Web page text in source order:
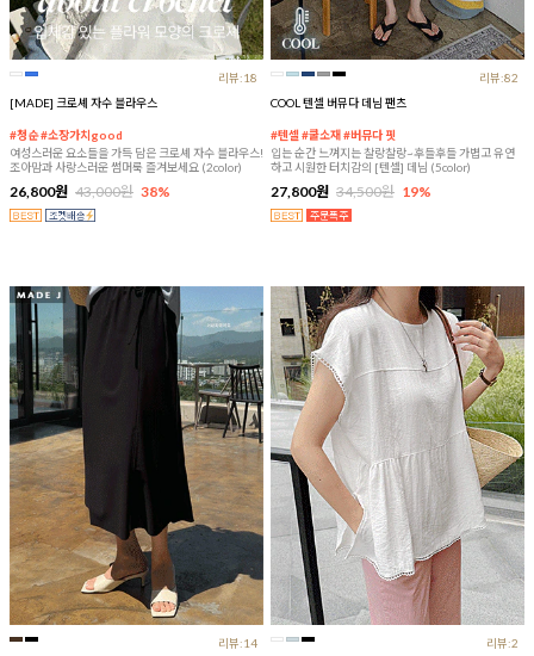
리뷰:18
[MADE] 크로셰 자수 블라우스
#청순 #소장가치good
여성스러운 요소들을 가득 담은 크로셰 자수 블라우스!
조아맘과 사랑스러운 썸머룩 즐겨보세요 (2color)
26,800원 43,000원 38%
리뷰:82
COOL 텐셀 버뮤다 데님 팬츠
#텐셀 #쿨소재 #버뮤다 핏
입는 순간 느껴지는 찰랑찰랑~후들후들 가볍고 유연
하고 시원한 터치감의 [텐셀] 데님 (5color)
27,800원 34,500원 19%
리뷰:14
리뷰:2